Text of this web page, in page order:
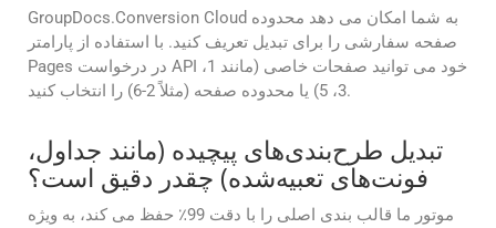
GroupDocs.Conversion Cloud به شما امکان می دهد محدوده
صفحه سفارشی را برای تبدیل تعریف کنید. با استفاده از پارامتر
Pages در درخواست API خود می توانید صفحات خاصی (مانند 1،
3، 5) یا محدوده صفحه (مثلاً 2-6) را انتخاب کنید.
تبدیل طرح‌بندی‌های پیچیده (مانند جداول،
فونت‌های تعبیه‌شده) چقدر دقیق است؟
موتور ما قالب بندی اصلی را با دقت 99٪ حفظ می کند، به ویژه